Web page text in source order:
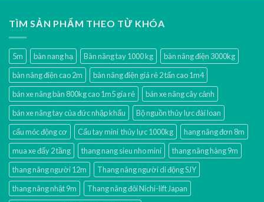
TÌM SẢN PHẨM THEO TỪ KHÓA
5m bàn nang hạ Bàn nâng tay 1000 kg
bàn nâng điện 3000kg
bàn nâng điện cao 2m
bàn nâng điện giá rẻ 2 tấn cao 1m4
bán xe nâng bàn 800kg cao 1m5 gía rẻ
bán xe nâng cây cảnh
bán xe nâng tay của đức nhập khẩu
Bộ nguồn thủy lực đài loan
cẩu móc động cơ
Cẩu tay mini thủy lực 1000kg
hang nâng đơn 8m
mua xe đẩy 2 tầng
thang nang sieu nho mini
thang nâng hàng 9m
thang nâng người 12m
Thang nâng người di động SJY
thang nâng nhật 9m
Thang nâng đôi Nichi-lift Japan